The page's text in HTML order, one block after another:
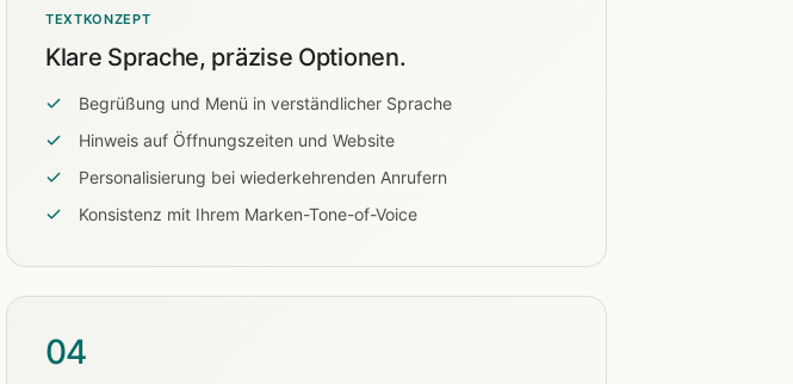
TEXTKONZEPT
Klare Sprache, präzise Optionen.
Begrüßung und Menü in verständlicher Sprache
Hinweis auf Öffnungszeiten und Website
Personalisierung bei wiederkehrenden Anrufern
Konsistenz mit Ihrem Marken-Tone-of-Voice
04